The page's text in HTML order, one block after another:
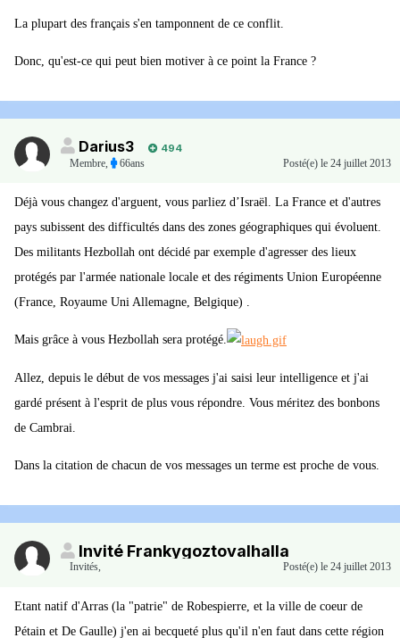
La plupart des français s'en tamponnent de ce conflit.
Donc, qu'est-ce qui peut bien motiver à ce point la France ?
Darius3
494
Membre, 66ans Posté(e) le 24 juillet 2013
Déjà vous changez d'arguent, vous parliez d’Israël. La France et d'autres
pays subissent des difficultés dans des zones géographiques qui évoluent.
Des militants Hezbollah ont décidé par exemple d'agresser des lieux
protégés par l'armée nationale locale et des régiments Union Européenne
(France, Royaume Uni Allemagne, Belgique) .
Mais grâce à vous Hezbollah sera protégé.
Allez, depuis le début de vos messages j'ai saisi leur intelligence et j'ai
gardé présent à l'esprit de plus vous répondre. Vous méritez des bonbons
de Cambrai.
Dans la citation de chacun de vos messages un terme est proche de vous.
Invité Frankygoztovalhalla
Invités, Posté(e) le 24 juillet 2013
Etant natif d'Arras (la "patrie" de Robespierre, et la ville de coeur de
Pétain et De Gaulle) j'en ai becqueté plus qu'il n'en faut dans cette région